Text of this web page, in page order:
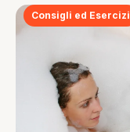
Consigli ed Esercizi